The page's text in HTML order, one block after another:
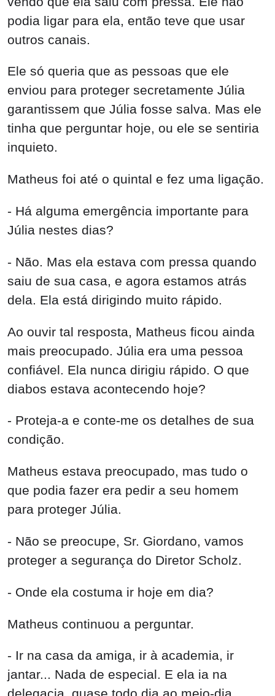
- Não se preocupe, Sr. Giordano, vamos
proteger a segurança do Diretor Scholz.
- Onde ela costuma ir hoje em dia?
Matheus continuou a perguntar.
- Ir na casa da amiga, ir à academia, ir
jantar... Nada de especial. E ela ia na